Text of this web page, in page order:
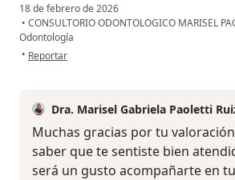
18 de febrero de 2026
• CONSULTORIO ODONTOLOGICO MARISEL
Odontología
• en opinión del usuario Análida Gómez
Reportar
Dra. Marisel Gabriela Paoletti
Muchas gracias por tu
saber que te sentiste bien
será un gusto acompañarte en